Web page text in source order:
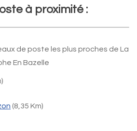
à proximité :
de poste les plus proches de La
En Bazelle
(8,35 Km)